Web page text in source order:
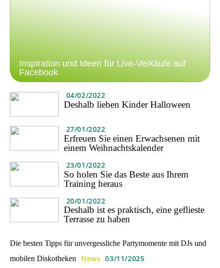
Inspiration und Ideen für Live-Verkäufe auf
Facebook
04/02/2022
Deshalb lieben Kinder Halloween
27/01/2022
Erfreuen Sie einen Erwachsenen mit
einem Weihnachtskalender
23/01/2022
So holen Sie das Beste aus Ihrem
Training heraus
20/01/2022
Deshalb ist es praktisch, eine geflieste
Terrasse zu haben
Die besten Tipps für unvergessliche Partymomente mit DJs und
mobilen Diskotheken
News 03/11/2025